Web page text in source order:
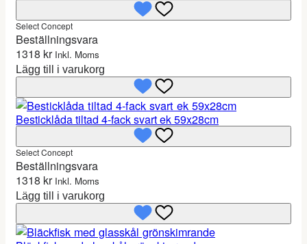
Select Concept
Beställningsvara
1318 kr Inkl. Moms
Lägg till i varukorg
Besticklåda tiltad 4-fack svart ek 59x28cm
Select Concept
Beställningsvara
1318 kr Inkl. Moms
Lägg till i varukorg